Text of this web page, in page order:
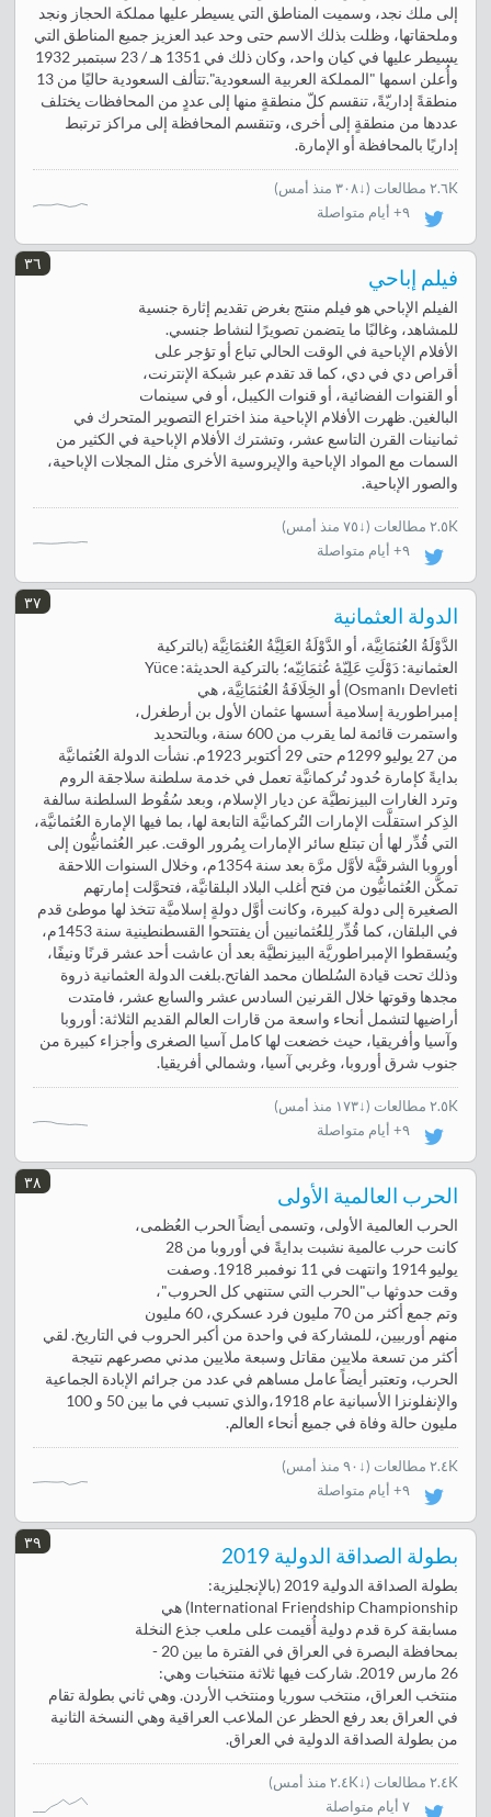
إلى ملك نجد، وسميت المناطق التي يسيطر عليها مملكة الحجاز ونجد
وملحقاتها، وظلت بذلك الاسم حتى وحد عبد العزيز جميع المناطق التي
يسيطر عليها في كيان واحد، وكان ذلك في 1351 هـ / 23 سبتمبر 1932
وأُعلن اسمها "المملكة العربية السعودية".تتألف السعودية حاليًا من 13
منطقةً إداريّةً، تنقسم كلّ منطقةٍ منها إلى عددٍ من المحافظات يختلف
عددها من منطقةٍ إلى أخرى، وتنقسم المحافظة إلى مراكز ترتبط
إداريًا بالمحافظة أو الإمارة.
٢.٦K مطالعات (↓٣٠٨ منذ أمس
)
٩+ أيام متواصلة
٣٦
فيلم إباحي
الفيلم الإباحي هو فيلم منتج بغرض تقديم إثارة جنسية
للمشاهد، وغالبًا ما يتضمن تصويرًا لنشاط جنسي.
الأفلام الإباحية في الوقت الحالي تباع أو تؤجر على
أقراص دي في دي، كما قد تقدم عبر شبكة الإنترنت،
أو القنوات الفضائية، أو قنوات الكيبل، أو في سينمات
البالغين. ظهرت الأفلام الإباحية منذ اختراع التصوير المتحرك في
ثمانينات القرن التاسع عشر، وتشترك الأفلام الإباحية في الكثير من
السمات مع المواد الإباحية والإيروسية الأخرى مثل المجلات الإباحية،
والصور الإباحية.
٢.٥K مطالعات (↓٧٥ منذ أمس
)
٩+ أيام متواصلة
٣٧
الدولة العثمانية
الدَّوْلَةُ العُثمَانِيَّة، أو الدَّوْلَةُ العَلِيَّةُ العُثمَانِيَّة (بالتركية
العثمانية: دَوْلَتِ عَلِيّهٔ عُثمَانِيّه؛ بالتركية الحديثة: Yüce
Osmanlı Devleti) أو الخِلَافَةُ العُثمَانِيَّة، هي
إمبراطورية إسلامية أسسها عثمان الأول بن أرطغرل،
واستمرت قائمة لما يقرب من 600 سنة، وبالتحديد
من 27 يوليو 1299م حتى 29 أكتوبر 1923م. نشأت الدولة العُثمانيَّة
بدايةً كإمارة حُدود تُركمانيَّة تعمل في خدمة سلطنة سلاجقة الروم
وترد الغارات البيزنطيَّة عن ديار الإسلام، وبعد سُقُوط السلطنة سالفة
الذِكر استقلَّت الإمارات التُركمانيَّة التابعة لها، بما فيها الإمارة العُثمانيَّة،
التي قُدِّر لها أن تبتلع سائر الإمارات بِمُرور الوقت. عبر العُثمانيُّون إلى
أوروبا الشرقيَّة لأوَّل مرَّة بعد سنة 1354م، وخلال السنوات اللاحقة
تمكَّن العُثمانيُّون من فتح أغلب البلاد البلقانيَّة، فتحوَّلت إمارتهم
الصغيرة إلى دولة كبيرة، وكانت أوَّل دولةٍ إسلاميَّة تتخذ لها موطئ قدم
في البلقان، كما قُدِّر لِلعُثمانيين أن يفتتحوا القسطنطينية سنة 1453م،
ويُسقطوا الإمبراطوريَّة البيزنطيَّة بعد أن عاشت أحد عشر قرنًا ونيفًا،
وذلك تحت قيادة السُلطان محمد الفاتح.بلغت الدولة العثمانية ذروة
مجدها وقوتها خلال القرنين السادس عشر والسابع عشر، فامتدت
أراضيها لتشمل أنحاء واسعة من قارات العالم القديم الثلاثة: أوروبا
وآسيا وأفريقيا، حيث خضعت لها كامل آسيا الصغرى وأجزاء كبيرة من
جنوب شرق أوروبا، وغربي آسيا، وشمالي أفريقيا.
٢.٥K مطالعات (↓١٧٣ منذ أمس
)
٩+ أيام متواصلة
٣٨
الحرب العالمية الأولى
الحرب العالمية الأولى، وتسمى أيضاً الحرب العُظمى،
كانت حرب عالمية نشبت بدايةً في أوروبا من 28
يوليو 1914 وانتهت في 11 نوفمبر 1918. وصفت
وقت حدوثها ب"الحرب التي ستنهي كل الحروب"،
وتم جمع أكثر من 70 مليون فرد عسكري، 60 مليون
منهم أوربيين، للمشاركة في واحدة من أكبر الحروب في التاريخ. لقي
أكثر من تسعة ملايين مقاتل وسبعة ملايين مدني مصرعهم نتيجة
الحرب، وتعتبر أيضاً عامل مساهم في عدد من جرائم الإبادة الجماعية
والإنفلونزا الأسبانية عام 1918،والذي تسبب في ما بين 50 و 100
مليون حالة وفاة في جميع أنحاء العالم.
٢.٤K مطالعات (↓٩٠ منذ أمس
)
٩+ أيام متواصلة
٣٩
بطولة الصداقة الدولية 2019
بطولة الصداقة الدولية 2019 (بالإنجليزية:
International Friendship Championship) هي
مسابقة كرة قدم دولية أُقيمت على ملعب جذع النخلة
بمحافظة البصرة في العراق في الفترة ما بين 20 -
26 مارس 2019. شاركت فيها ثلاثة منتخبات وهي:
منتخب العراق، منتخب سوريا ومنتخب الأردن. وهي ثاني بطولة تقام
في العراق بعد رفع الحظر عن الملاعب العراقية وهي النسخة الثانية
من بطولة الصداقة الدولية في العراق.
٢.٤K مطالعات (↓٢.٤K منذ أمس
)
٧ أيام متواصلة